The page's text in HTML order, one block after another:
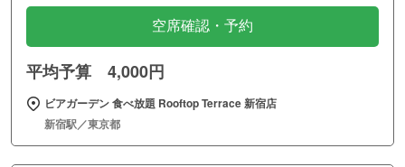
空席確認・予約
平均予算 4,000円
ビアガーデン 食べ放題 Rooftop Terrace 新宿店
新宿駅／東京都